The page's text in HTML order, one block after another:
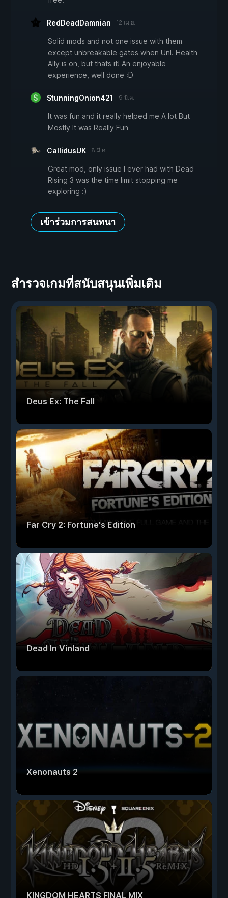
RedDeadDamnian 12 เม.ย.
Solid mods and not one issue with them
except unbreakable gates when Unl. Health
Ally is on, but thats it! An enjoyable
experience, well done :D
StunningOnion421 9 มี.ค.
It was fun and it really helped me A lot But
Mostly It was Really Fun
CallidusUK 8 มี.ค.
Great mod, only issue I ever had with Dead
Rising 3 was the time limit stopping me
exploring :)
เข้าร่วมการสนทนา
สำรวจเกมที่สนับสนุนเพิ่มเติม
Deus Ex: The Fall
Far Cry 2: Fortune's Edition
Dead In Vinland
Xenonauts 2
KINGDOM HEARTS FINAL MIX